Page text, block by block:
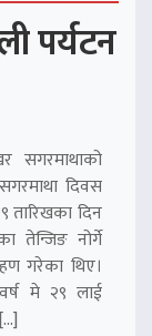
पर्यटन
सगरमाथाको
दिवस
तारिखका दिन
तेन्जिङ नोर्गे
गरेका थिए।
मे २९ लाई